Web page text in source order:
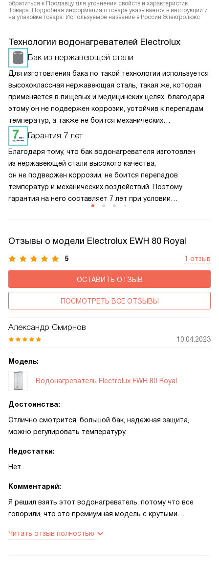
обратиться к Продавцу для уточнения свойств и характеристик
Товара. Подробная информация о товаре указывается в инструкции и
на упаковке товара. Используемое название в России Электролюкс
Технологии водонагревателей Electrolux
Бак из нержавеющей стали
Для изготовления бака по такой технологии используется
высококлассная нержавеющая сталь, такая же, которая
применяется в пищевых и медицинских целях. благодаря
этому он не подвержен коррозии, устойчив к перепадам
температур, а также не боится механических
воздействий. то позволило продлить срок службы
прибора и усилить его надежность.
Гарантия 7 лет
Благодаря тому, что бак водонагревателя изготовлен
из нержавеющей стали высокого качества,
он не подвержен коррозии, не боится перепадов
температур и механических воздействий. Поэтому
гарантия на него составляет 7 лет при условии
Отзывы о модели Electrolux EWH 80 Royal
5 1 отзыв
ОСТАВИТЬ ОТЗЫВ
ПОСМОТРЕТЬ ВСЕ ОТЗЫВЫ
Александр Смирнов
10.04.2023
Модель:
Водонагреватель Electrolux EWH 80 Royal
Достоинства:
Отлично смотрится, большой бак, надежная защита,
можно регулировать температуру.
Недостатки:
Нет.
Комментарий:
Я решил взять этот водонагреватель, потому что все
говорили, что это премиумная модель с крутыми
правы! Сначала о дизайне. Этот водонагреватель просто
Читать отзыв полностью